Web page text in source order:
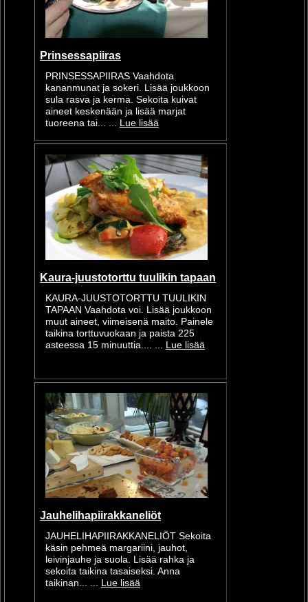
Prinsessapiiras
PRINSESSAPIIRAS Vaahdota
kananmunat ja sokeri. Lisää joukkoon
sula rasva ja kerma. Sekoita kuivat
aineet keskenään ja lisää marjat
tuoreena tai... ... Lue lisää
Kaura-juustotorttu tuulikin tapaan
KAURA-JUUSTOTORTTU TUULIKIN
TAPAAN Vaahdota voi. Lisää joukkoon
muut aineet, viimeisenä maito. Painele
taikina torttuvuokaan ja paista 225
asteessa 15 minuuttia.... ... Lue lisää
Jauhelihapiirakkaneliöt
JAUHELIHAPIIRAKKANELIÖT Sekoita
käsin pehmeä margariini, jauhot,
leivinjauhe ja suola. Lisää rahka ja
sekoita taikina tasaiseksi. Anna
taikinan... ... Lue lisää